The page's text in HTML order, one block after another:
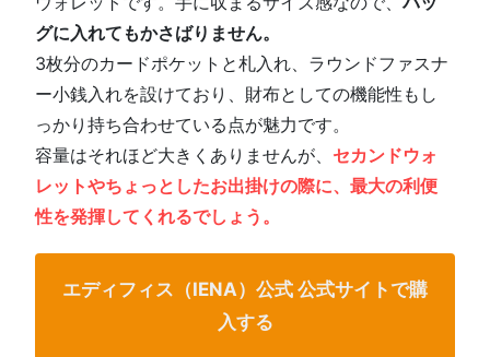
グに入れてもかさばりません。
3枚分のカードポケットと札入れ、ラウンドファスナ
ー小銭入れを設けており、財布としての機能性もし
っかり持ち合わせている点が魅力です。
容量はそれほど大きくありませんが、 セカンドウォ
レットやちょっとしたお出掛けの際に、最大の利便
性を発揮してくれるでしょう。
エディフィス（IENA）公式 公式サイトで購
入する